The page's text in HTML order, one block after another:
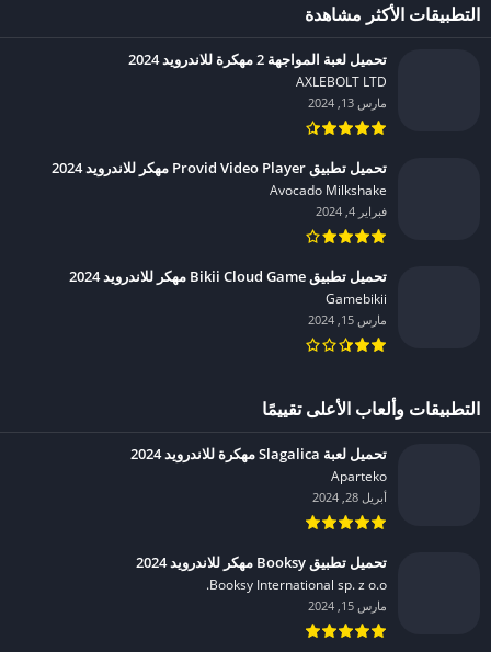
التطبيقات الأكثر مشاهدة
تحميل لعبة المواجهة 2 مهكرة للاندرويد 2024
AXLEBOLT LTD‏
مارس 13, 2024
تحميل تطبيق Provid Video Player مهكر للاندرويد 2024
Avocado Milkshake‏
فبراير 4, 2024
تحميل تطبيق Bikii Cloud Game مهكر للاندرويد 2024
Gamebikii‏
مارس 15, 2024
التطبيقات وألعاب الأعلى تقييمًا
تحميل لعبة Slagalica مهكرة للاندرويد 2024
Aparteko‏
أبريل 28, 2024
تحميل تطبيق Booksy مهكر للاندرويد 2024
Booksy International sp. z o.o.‏
مارس 15, 2024